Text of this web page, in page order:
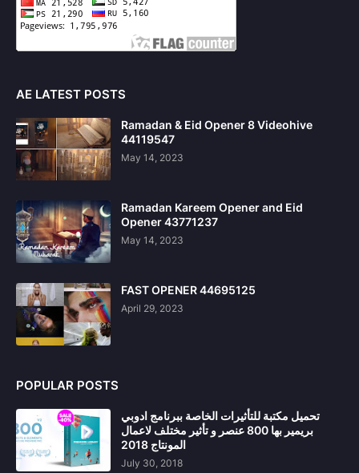
AE LATEST POSTS
Ramadan & Eid Opener 8 Videohive
44119547
May 14, 2023
Ramadan Kareem Opener and Eid
Opener 43771237
May 14, 2023
FAST OPENER 44695125
April 29, 2023
POPULAR POSTS
تحميل مكتبة للتأثيرات الخاصة ببرنامج ادوبي
بريمير بها 800 عنصر و تأثير مختلف لاعمال
المونتاج 2018
July 30, 2018